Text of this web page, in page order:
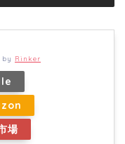
by Rinker
場